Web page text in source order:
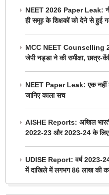
NEET 2026 Paper Leak:
ही समूह के शिक्षकों को देने से हुई
MCC NEET Counselling
जेपी नड्डा ने की समीक्षा, छात्र-
NEET Paper Leak: एक नहीं
जानिए काला सच
AISHE Reports: अखिल भारतीय
2022-23 और 2023-24 के लिए
UDISE Report: वर्ष 2023-
में दाखिले में लगभग 86 लाख की